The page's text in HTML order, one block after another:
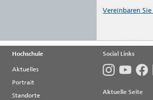
Vereinbaren
Hochschule
Aktuelles
Portrait
Standorte
Social Links
Aktuelle Seite